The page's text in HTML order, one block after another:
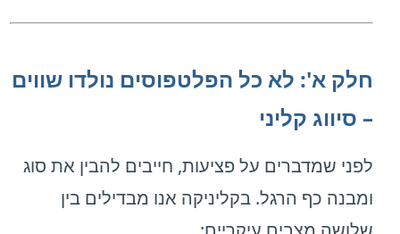
חלק א': לא כל הפלטפוסים נולדו שווים
– סיווג קליני
לפני שמדברים על פציעות, חייבים להבין את סוג
ומבנה כף הרגל. בקליניקה אנו מבדילים בין